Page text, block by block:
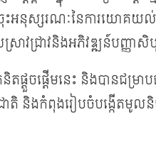
ះអនុស្សរណៈនៃការយោគយល់
ស្រាវជ្រាវនិងអភិវឌ្ឍន៍បញ្ញ
តផ្តួចផ្តើមនេះ និងបានជម្រ
តិ និងកំពុងរៀបចំបង្កើតមូលនិ